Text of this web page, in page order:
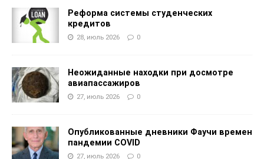
Реформа системы студенческих
кредитов
28, июль 2026 0
Неожиданные находки при досмотре
авиапассажиров
27, июль 2026 0
Опубликованные дневники Фаучи времен
пандемии COVID
27, июль 2026 0